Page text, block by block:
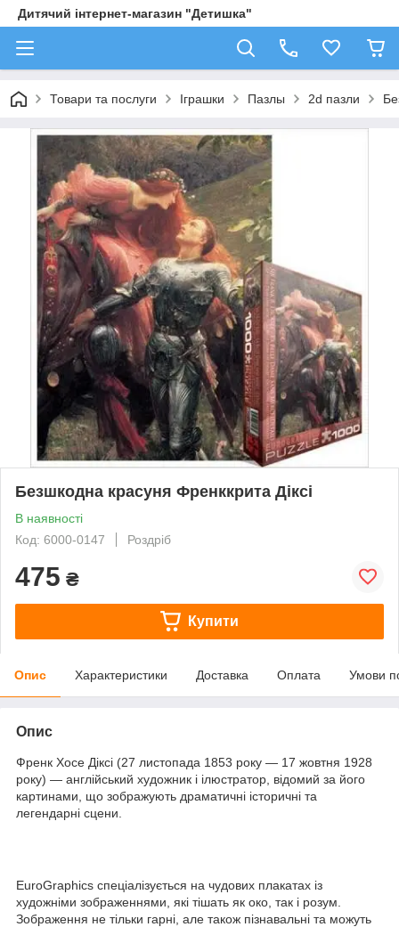
Дитячий інтернет-магазин "Детишка"
Товари та послуги Іграшки Пазлы 2d пазли
Безшкодна красуня Френккрита Діксі
В наявності
Код: 6000-0147
Роздріб
475 ₴
Купити
Опис Характеристики Доставка Оплата Умови
Опис
Френк Хосе Діксі (27 листопада 1853 року — 17 жовтня 1928
року) — англійський художник і ілюстратор, відомий за його
картинами, що зображують драматичні історичні та
легендарні сцени.
EuroGraphics спеціалізується на чудових плакатах із
художніми зображеннями, які тішать як око, так і розум.
Зображення не тільки гарні, але також пізнавальні та можуть